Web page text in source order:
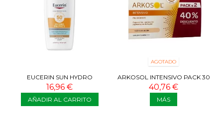
EUCERIN SUN HYDRO
PROTECT COLOR MEDIO
SPF50+ FLUIDO 50 ML
16,96 €
AÑADIR AL CARRITO
AGOTADO
ARKOSOL INTENSIVO PACK 30
CÁPSULAS
40,76 €
MÁS